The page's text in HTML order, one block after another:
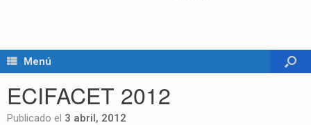
Menú
ECIFACET 2012
Publicado el 3 abril, 2012